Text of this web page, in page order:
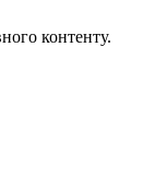
контенту.